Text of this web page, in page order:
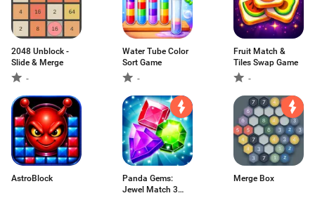
2048 Unblock -
Slide & Merge
-
Water Tube Color
Sort Game
-
Fruit Match &
Tiles Swap Game
-
AstroBlock
Panda Gems:
Jewel Match 3
Merge Box